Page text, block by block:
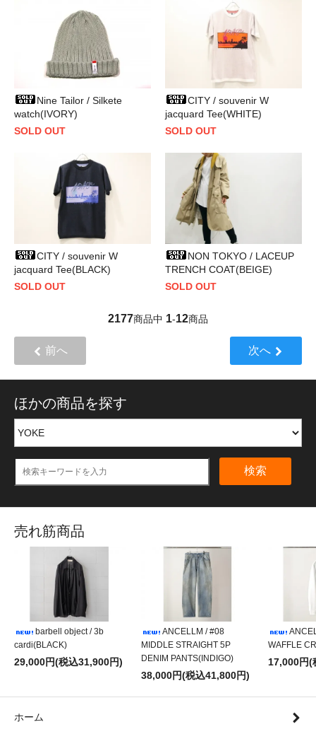
Nine Tailor / Silkete
watch(IVORY)
SOLD OUT
CITY / souvenir W
jacquard Tee(WHITE)
SOLD OUT
CITY / souvenir W
jacquard Tee(BLACK)
SOLD OUT
NON TOKYO / LACEUP
TRENCH COAT(BEIGE)
SOLD OUT
2177商品中 1-12商品
前へ 次へ
ほかの商品を探す
検索
売れ筋商品
barbell object / 3b
cardi(BLACK)
29,000円(税込31,900円)
ANCELLM / #08
MIDDLE STRAIGHT 5P
DENIM PANTS(INDIGO)
38,000円(税込41,800円)
WAFFLE
17,000円(
ホーム